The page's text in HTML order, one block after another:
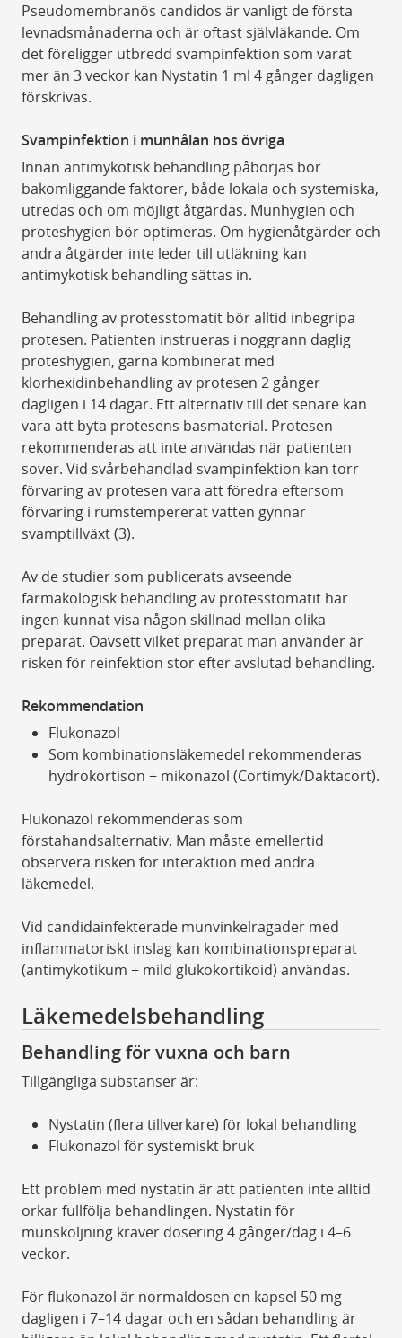
Pseudomembranös candidos är vanligt de första
levnadsmånaderna och är oftast självläkande. Om
det föreligger utbredd svampinfektion som varat
mer än 3 veckor kan Nystatin 1 ml 4 gånger dagligen
förskrivas.
Svampinfektion i munhålan hos övriga
Innan antimykotisk behandling påbörjas bör
bakomliggande faktorer, både lokala och systemiska,
utredas och om möjligt åtgärdas. Munhygien och
proteshygien bör optimeras. Om hygienåtgärder och
andra åtgärder inte leder till utläkning kan
antimykotisk behandling sättas in.
Behandling av protesstomatit bör alltid inbegripa
protesen. Patienten instrueras i noggrann daglig
proteshygien, gärna kombinerat med
klorhexidinbehandling av protesen 2 gånger
dagligen i 14 dagar. Ett alternativ till det senare kan
vara att byta protesens basmaterial. Protesen
rekommenderas att inte användas när patienten
sover. Vid svårbehandlad svampinfektion kan torr
förvaring av protesen vara att föredra eftersom
förvaring i rumstempererat vatten gynnar
svamptillväxt (3).
Av de studier som publicerats avseende
farmakologisk behandling av protesstomatit har
ingen kunnat visa någon skillnad mellan olika
preparat. Oavsett vilket preparat man använder är
risken för reinfektion stor efter avslutad behandling.
Rekommendation
Flukonazol
Som kombinationsläkemedel rekommenderas
hydrokortison + mikonazol (Cortimyk/Daktacort).
Flukonazol rekommenderas som
förstahandsalternativ. Man måste emellertid
observera risken för interaktion med andra
läkemedel.
Vid candidainfekterade munvinkelragader med
inflammatoriskt inslag kan kombinationspreparat
(antimykotikum + mild glukokortikoid) användas.
Läkemedelsbehandling
Behandling för vuxna och barn
Tillgängliga substanser är:
Nystatin (flera tillverkare) för lokal behandling
Flukonazol för systemiskt bruk
Ett problem med nystatin är att patienten inte alltid
orkar fullfölja behandlingen. Nystatin för
munsköljning kräver dosering 4 gånger/dag i 4–6
veckor.
För flukonazol är normaldosen en kapsel 50 mg
dagligen i 7–14 dagar och en sådan behandling är